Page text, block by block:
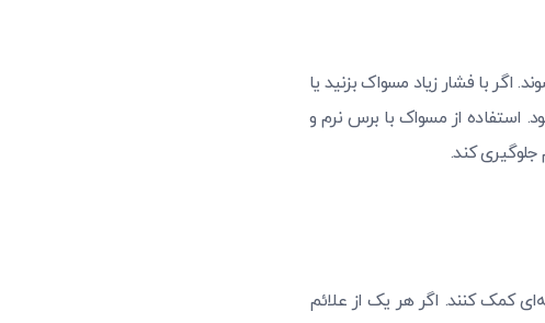
اگر با فشار زیاد مسواک بزنید یا
استفاده از مسواک با برس نرم و
کند.
کمک کنند. اگر هر یک از علائم